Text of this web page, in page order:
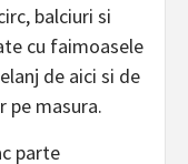
balciuri si
cu faimoasele
de aici si de
pe masura.
parte